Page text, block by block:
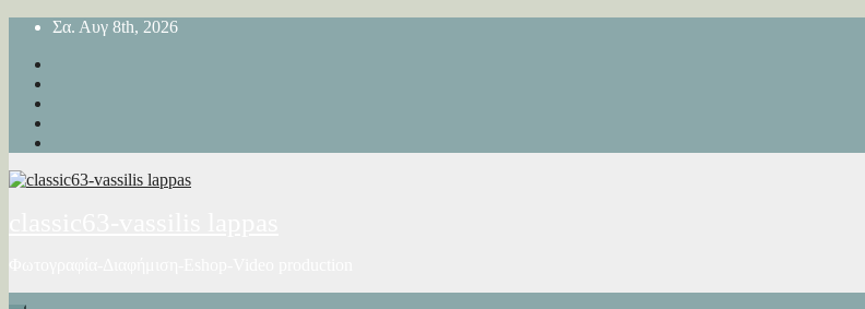
Μετάβαση
περιεχόμενο
Σα. Αυγ 8th, 2026